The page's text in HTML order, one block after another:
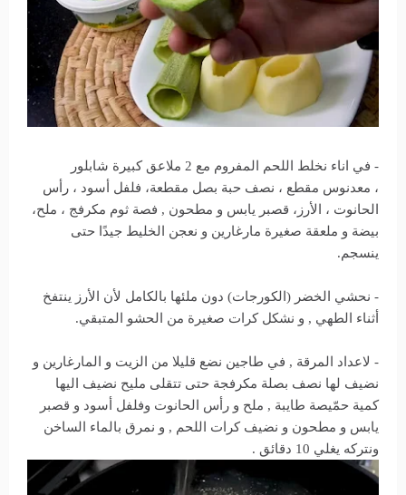
- في اناء نخلط اللحم المفروم مع 2 ملاعق كبيرة شابلور
، معدنوس مقطع ، نصف حبة بصل مقطعة، فلفل أسود ، رأس
الحانوت ، الأرز، قصبر يابس و مطحون , فصة ثوم مكرفج ، ملح،
بيضة و ملعقة صغيرة مارغارين و نعجن الخليط جيدًا حتى
ينسجم.
- نحشي الخضر (الكورجات) دون ملئها بالكامل لأن الأرز ينتفخ
أثناء الطهي , و نشكل كرات صغيرة من الحشو المتبقي.
- لاعداد المرقة , في طاجين نضع قليلا من الزيت و المارغارين و
نضيف لها نصف بصلة مكرفجة حتى تتقلى مليح نضيف اليها
كمية حمّيصة طايبة , ملح و رأس الحانوت وفلفل أسود و قصبر
يابس و مطحون و نضيف كرات اللحم , و نمرق بالماء الساخن
ونتركه يغلي 10 دقائق .